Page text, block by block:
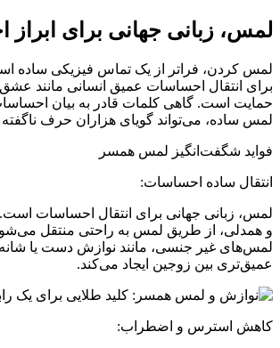
لمس، زبانی جهانی برای
لمس کردن، فراتر از یک تماس فیزیکی ساده
برای انتقال احساسات عمیق انسانی مانند
حمایت است. گاهی کلمات قادر به بیان
لمس ساده، می‌تواند گویای هزاران حرف ناگفته
فواید شگفت‌انگیز لمس همسر
انتقال ساده احساسات:
لمس، زبانی جهانی برای انتقال احساسات
و همدلی، از طریق لمس به راحتی منتقل
لمس‌های غیر جنسی، مانند نوازش دست یا
عمیق‌تری بین زوجین ایجاد می‌کند.
کاهش استرس و اضطراب: